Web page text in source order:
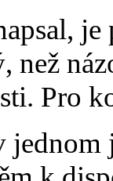
než
Pro